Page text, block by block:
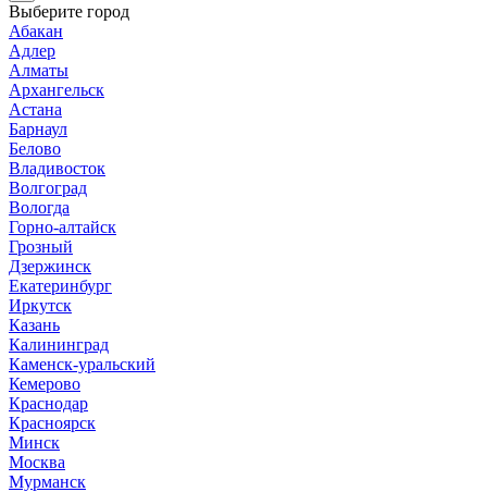
Выберите город
Абакан
Адлер
Алматы
Архангельск
Астана
Барнаул
Белово
Владивосток
Волгоград
Вологда
Горно-алтайск
Грозный
Дзержинск
Екатеринбург
Иркутск
Казань
Калининград
Каменск-уральский
Кемерово
Краснодар
Красноярск
Минск
Москва
Мурманск